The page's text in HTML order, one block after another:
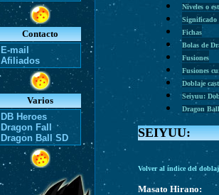
Contacto
E-mail
Afiliados
Varios
DB Heroes
Dragon Fall
Dragon Ball SD
Niveles o
Significado
Fichas
Bolas de
Fusiones
Fusiones
Doblaje
Seiyuu:
Dragon
SEIYUU:
Volver al índice del
Masato Hirano: